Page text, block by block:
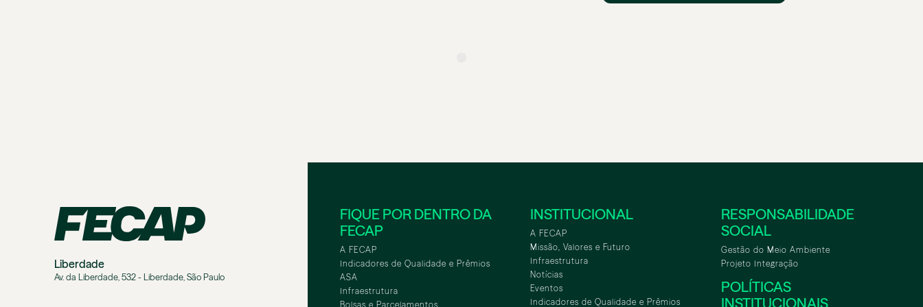
Liberdade
Av. da Liberdade, 532 - Liberdade, São Paulo
FIQUE POR DENTRO DA
FECAP
A FECAP
Indicadores de Qualidade e Prêmios
ASA
Infraestrutura
Bolsas e Parcelamentos
INSTITUCIONAL
A FECAP
Missão, Valores e Futuro
Infraestrutura
Notícias
Eventos
Indicadores de Qualidade e Prêmios
RESPONSABILIDADE
SOCIAL
Gestão do Meio Ambiente
Projeto Integração
POLÍTICAS
INSTITUCIONAIS